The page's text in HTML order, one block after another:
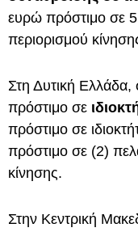
ευρώ πρόστιμο σε 5
περιορισμού
Στη Δυτική
πρόστιμο σε
πρόστιμο σε
πρόστιμο σε (2)
κίνησης.
Στην Κεντρική